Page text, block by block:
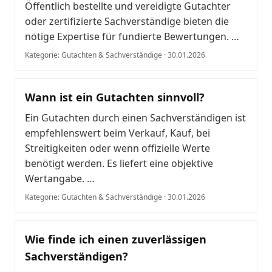
Öffentlich bestellte und vereidigte Gutachter
oder zertifizierte Sachverständige bieten die
nötige Expertise für fundierte Bewertungen. …
Kategorie: Gutachten & Sachverständige · 30.01.2026
Wann ist ein Gutachten sinnvoll?
Ein Gutachten durch einen Sachverständigen ist
empfehlenswert beim Verkauf, Kauf, bei
Streitigkeiten oder wenn offizielle Werte
benötigt werden. Es liefert eine objektive
Wertangabe. …
Kategorie: Gutachten & Sachverständige · 30.01.2026
Wie finde ich einen zuverlässigen
Sachverständigen?